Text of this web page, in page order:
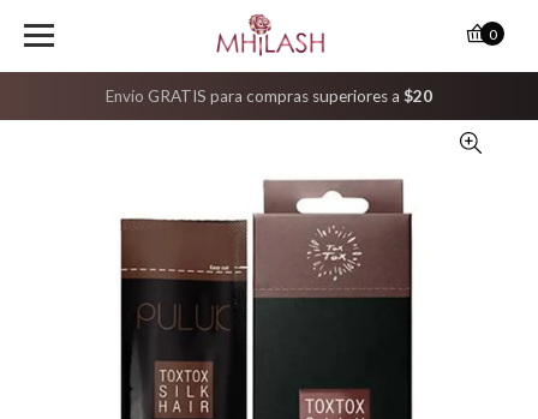
Envío GRATIS para compras superiores a $20
0